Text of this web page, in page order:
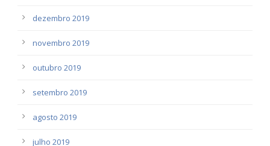
dezembro 2019
novembro 2019
outubro 2019
setembro 2019
agosto 2019
julho 2019